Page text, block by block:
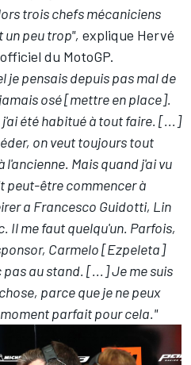
trois chefs mécaniciens
peu trop", explique Hervé
du MotoGP.
je pensais depuis pas mal de
osé [mettre en place].
été habitué à tout faire. [...]
on veut toujours tout
l'ancienne. Mais quand j'ai vu
peut-être commencer à
a Francesco Guidotti, Lin
Il me faut quelqu'un. Parfois,
Carmelo [Ezpeleta]
pas au stand. [...] Je me suis
parce que je ne peux
parfait pour cela."